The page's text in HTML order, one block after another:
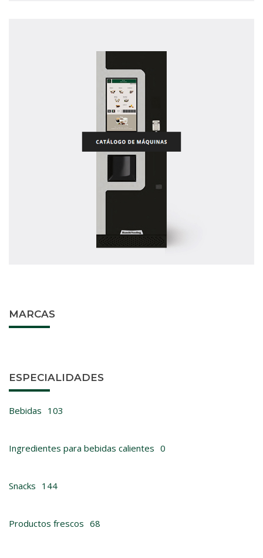
MARCAS
ESPECIALIDADES
Bebidas 103
Ingredientes para bebidas calientes 0
Snacks 144
Productos frescos 68